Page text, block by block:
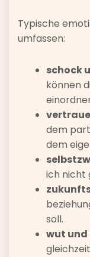
Typische
umfassen:
schock
können
dem
dem
ich nicht
soll.
wut